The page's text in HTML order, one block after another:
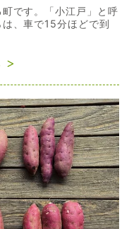
です。「小江戸」と呼
、車で15分ほどで到